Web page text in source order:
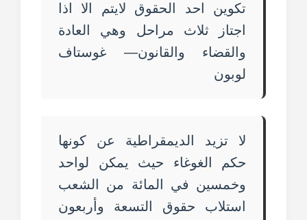
تكوين احد الحقوق لايتم الا اذا
اجتاز ثلاث مراحل وهي العادة
والقضاء والقانون— غوستاف
لوبون
لا تزيد الديمقراطية عن كونها
حكم الغوغاء حيث يمكن لواحد
وخمسين في المائة من الشعب
استلاب حقوق التسعة وأربعون